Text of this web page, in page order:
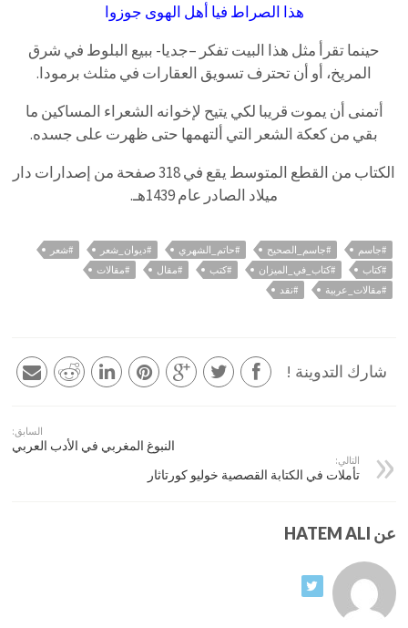
هذا الصراط فيا أهل الهوى جوزوا
حينما تقرأ مثل هذا البيت تفكر –جديا- ببيع البلوط في شرق
المريخ، أو أن تحترف تسويق العقارات في مثلث برمودا.
أتمنى أن يموت قريبا لكي يتيح لإخوانه الشعراء المساكين ما
بقي من كعكة الشعر التي ألتهمها حتى ظهرت على جسده.
الكتاب من القطع المتوسط يقع في 318 صفحة من إصدارات دار
ميلاد الصادر عام 1439هـ.
#جاسم #جاسم_الصحيح #حاتم_الشهري #ديوان_شعر
#شعر
#كتاب
#كتاب_في_الميزان #كتب #مقال
#مقالات
#مقالات_عربية
#نقد
شارك التدوينة !
السابق:
النبوغ المغربي في الأدب العربي
التالي:
تأملات في الكتابة القصصية خوليو كورتاثار
عن HATEM ALI